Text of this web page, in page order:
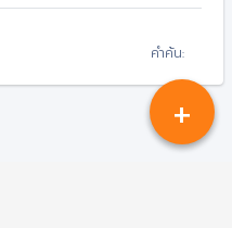
คำค้น:
+